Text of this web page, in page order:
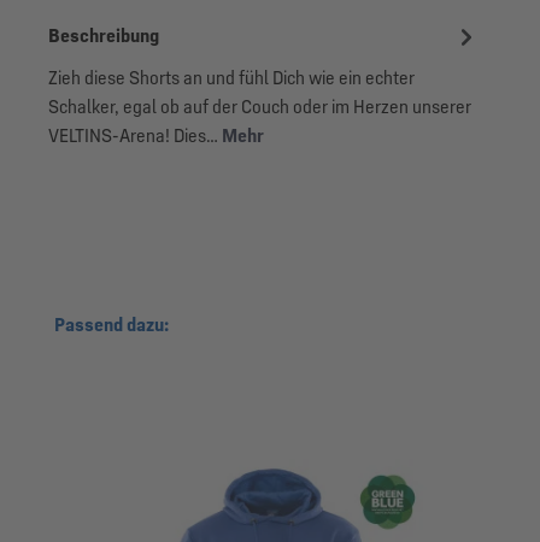
Beschreibung
Zieh diese Shorts an und fühl Dich wie ein echter
Schalker, egal ob auf der Couch oder im Herzen unserer
VELTINS-Arena! Dies… Mehr
Produktgalerie überspringen
Passend dazu: